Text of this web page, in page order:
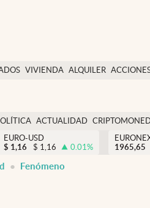
VIVIENDA ALQUILER
USA
ACTUALIDAD
EURO-USD
$ 1,16 $ 1,16 0.01%
1965,65
Fenómeno